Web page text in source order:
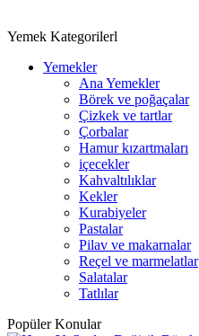
Yemek Kategorilerl
Yemekler
Ana Yemekler
Börek ve poğaçalar
Çizkek ve tartlar
Çorbalar
Hamur kızartmaları
içecekler
Kahvaltılıklar
Kekler
Kurabiyeler
Pastalar
Pilav ve makarnalar
Reçel ve marmelatlar
Salatalar
Tatlılar
Popüler Konular